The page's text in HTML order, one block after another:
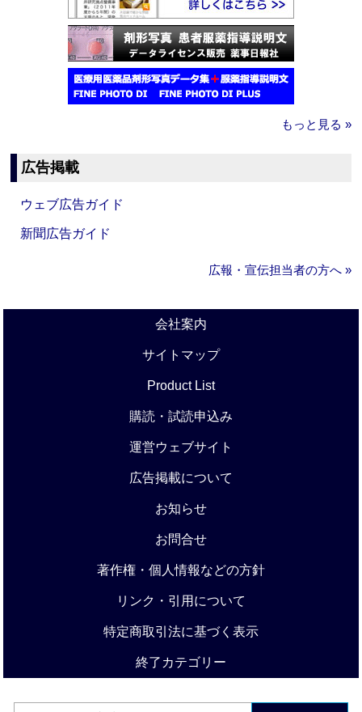
もっと見る »
広告掲載
ウェブ広告ガイド
新聞広告ガイド
広報・宣伝担当者の方へ »
会社案内
サイトマップ
Product List
購読・試読申込み
運営ウェブサイト
広告掲載について
お知らせ
お問合せ
著作権・個人情報などの方針
リンク・引用について
特定商取引法に基づく表示
終了カテゴリー